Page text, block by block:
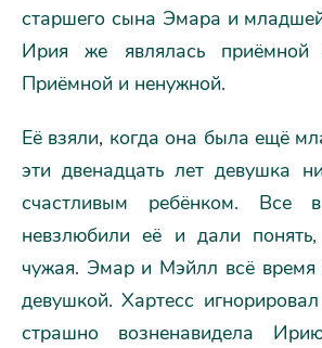
старшего сына Эмара и
Ирия же являлась приёмной
Приёмной и ненужной.
Её взяли, когда она была ещё
эти двенадцать лет девушка
счастливым ребёнком. Все
невзлюбили её и дали
чужая. Эмар и Мэйлл всё время
девушкой. Хартесс
страшно возненавидела